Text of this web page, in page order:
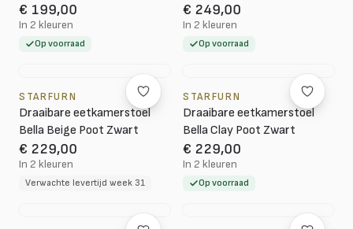
€ 199,00
In 2 kleuren
Op voorraad
€ 249,00
In 2 kleuren
Op voorraad
STARFURN
Draaibare eetkamerstoel
Bella Beige Poot Zwart
€ 229,00
In 2 kleuren
Verwachte levertijd week 31
STARFURN
Draaibare eetkamerstoel
Bella Clay Poot Zwart
€ 229,00
In 2 kleuren
Op voorraad